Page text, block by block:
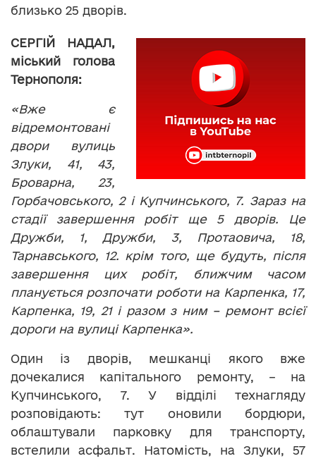
близько 25 дворів.
СЕРГІЙ НАДАЛ,
міський голова
Тернополя:
«Вже є
відремонтовані
двори вулиць
Злуки, 41, 43,
Броварна, 23,
Горбачовського, 2 і Купчинського, 7. Зараз на
стадії завершення робіт ще 5 дворів. Це
Дружби, 1, Дружби, 3, Протаовича, 18,
Тарнавського, 12. крім того, ще будуть, після
завершення цих робіт, ближчим часом
планується розпочати роботи на Карпенка, 17,
Карпенка, 19, 21 і разом з ним – ремонт всієї
дороги на вулиці Карпенка».
Один із дворів, мешканці якого вже
дочекалися капітального ремонту, – на
Купчинського, 7. У відділі технагляду
розповідають: тут оновили бордюри,
облаштували парковку для транспорту,
встелили асфальт. Натомість, на Злуки, 57